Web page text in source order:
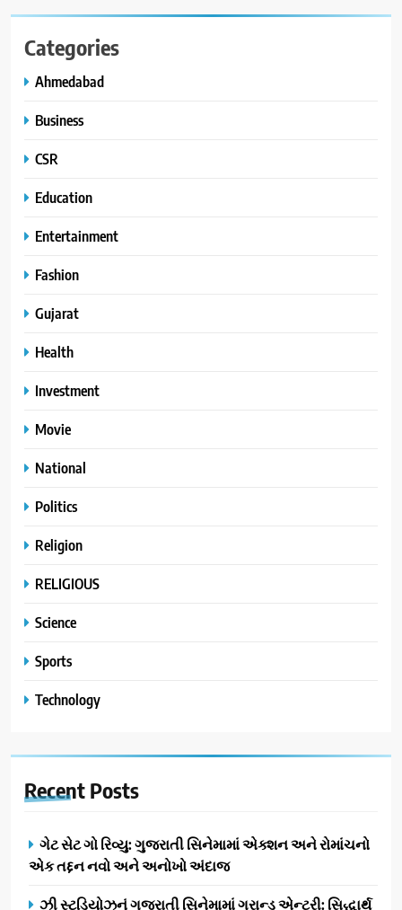
Categories
Ahmedabad
Business
CSR
Education
Entertainment
Fashion
Gujarat
Health
Investment
Movie
National
Politics
Religion
RELIGIOUS
Science
Sports
Technology
Recent Posts
ગેટ સેટ ગો રિવ્યુ: ગુજરાતી સિનેમામાં એક્શન અને રોમાંચનો
એક તદ્દન નવો અને અનોખો અંદાજ
ઝી સ્ટુડિયોઝનું ગુજરાતી સિનેમામાં ગ્રાન્ડ એન્ટ્રી: સિદ્ધાર્થ